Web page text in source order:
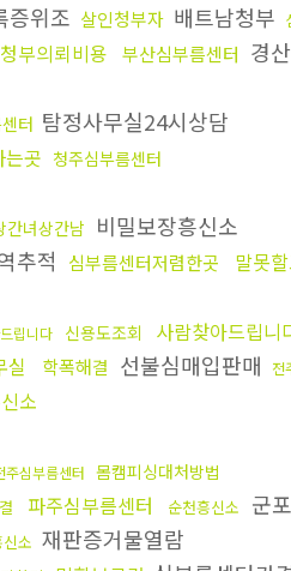
증위조 살인청부자 배트남청부
청부의뢰비용 부산심부름센터 경
터 탐정사무실24시상담
곳 청주심부름센터
간녀상간남 비밀보장흥신소
추적 심부름센터저렴한곳 말못
립니다 신용도조회 사람찾아드립니
실 학폭해결 선불심매입판매 전
소
주심부름센터 몸캠피싱대처방법
파주심부름센터 순천흥신소 군
소 재판증거물열람